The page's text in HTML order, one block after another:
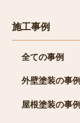
施工事例
全ての事例
外壁塗装の事例
屋根塗装の事例